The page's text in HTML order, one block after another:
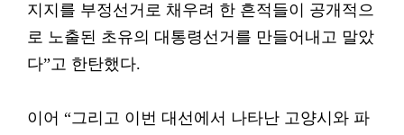
지지를 부정선거로 채우려 한 흔적들이 공개적으
로 노출된 초유의 대통령선거를 만들어내고 말았
다”고 한탄했다.
이어 “그리고 이번 대선에서 나타난 고양시와 파